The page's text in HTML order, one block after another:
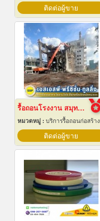
ติดต่อผู้ขาย
รื้อถอนโรงงาน สมุทรปราการ
หมวดหมู่ : บริการรื้อถอนก่อสร้าง
ติดต่อผู้ขาย